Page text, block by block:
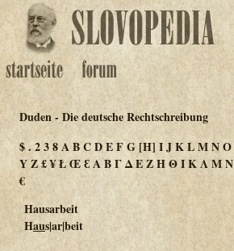
Duden - Die deutsche Rechtschreibung
$.238ABCDEFG[H] IJKLMNO
YZ£¥ŁŒƐΑΒΓΔΕΖΗΘΙΚΛΜΝ
€
Hausarbeit
Haus|ar|beit